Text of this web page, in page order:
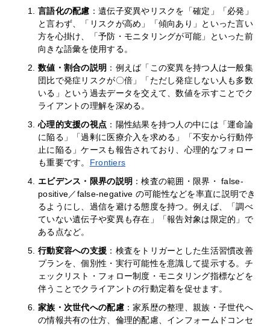
言語化の配慮 ：遺伝子変異やリスクを「確定」「必発」
と言わず、「リスクが高め」「傾向あり」といった言い
方を心掛け、「予防・モニタリングが可能」といった前
向きな語彙を使用する。
数値・割合の説明 ：例えば「この変異を持つ人は一般集
団比で発症リスクが〇倍」「ただし発症しない人も多数
いる」という過去データを交えて、数値を示すことでク
ライアントの理解を深める。
心理的支援の視点 ：陽性結果を持つ人の中には「運命論
に陥る」「過剰に医療介入を求める」「不安から行動停
止に陥る」ケースも報告されており、心理的なフォロー
も重要です。 Frontiers
エビデンス・限界の説明 ：検査の範囲・限界・ false-
positive／false-negative の可能性などを率直に説明でき
るようにし、過信を避ける態度を持つ。例えば、「調べ
ていない遺伝子や変異も存在」「報告対象は限定的」で
ある点など。
行動変容への支援 ：検査をトリガーとした生活習慣改善
プランを、個別性・実行可能性を意識して提示する。チ
ェックリスト・フォロー制度・モニタリング指標などを
伴うことでクライアントの行動定着を促せます。
家族・次世代への配慮：家系歴の整理、親族・子世代へ
の情報共有の仕方、倫理的配慮、インフォームドコンセ